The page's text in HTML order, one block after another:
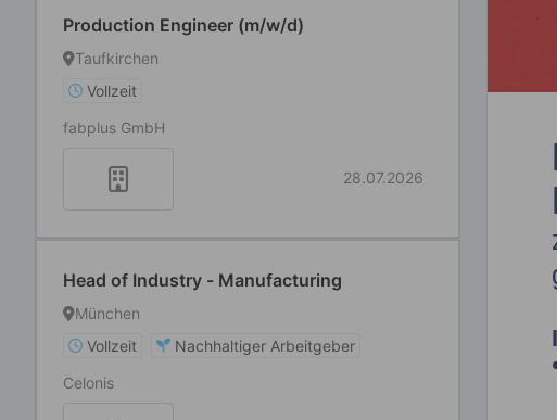
Production Engineer (m/w/d)
Taufkirchen
Vollzeit
fabplus GmbH
28.07.2026
Head of Industry - Manufacturing
München
Vollzeit
Nachhaltiger Arbeitgeber
Celonis